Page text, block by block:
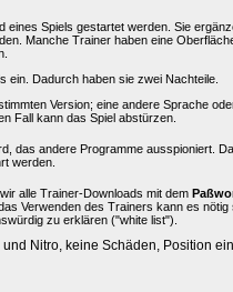
eines Spiels gestartet werden. Sie
Manche Trainer haben eine
ein. Dadurch haben sie zwei Nachteile.
Version; eine andere Sprache
Fall kann das Spiel abstürzen.
das andere Programme ausspioniert.
werden.
alle Trainer-Downloads mit dem
Verwenden des Trainers kann es
zu erklären ("white list").
Nitro, keine Schäden, Position